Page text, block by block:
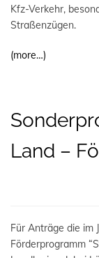
Kfz-Verkehr,
Straßenzügen.
(more…)
Land –
Für Anträge die im
Förderprogramm